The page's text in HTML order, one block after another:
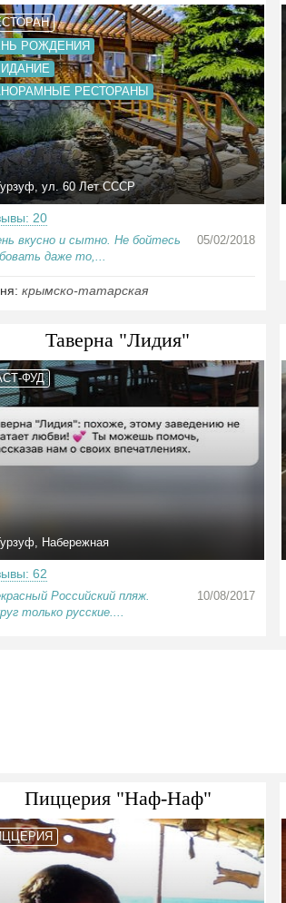
РОЖДЕНИЯ
РЕСТОРАНЫ
ул. 60 Лет СССР
20
вкусно и сытно. Не бойтесь
даже то,...
05/02/2018
крымско-татарская
Таверна "Лидия"
ФУД
Набережная
62
Российский пляж.
только русские....
10/08/2017
Пиццерия "Наф-Наф"